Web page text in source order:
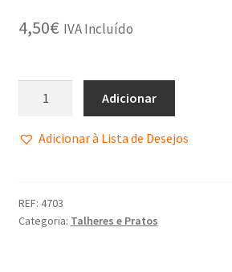
4,50€ IVA Incluído
Adicionar
Adicionar à Lista de Desejos
REF: 4703
Categoria: Talheres e Pratos